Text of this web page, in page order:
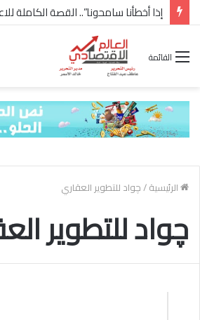
القائمة
الرئيسية/چواد للتطوير العقاري
چواد للتطوير